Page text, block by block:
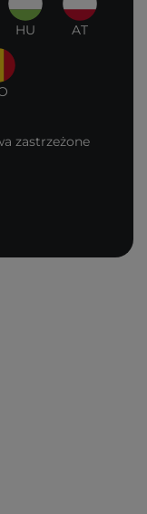
HU AT
zastrzeżone